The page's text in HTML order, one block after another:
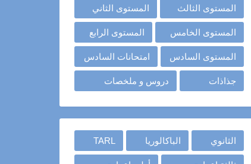
المستوى الثالث المستوى الثاني
المستوى الخامس المستوى الرابع
المستوى السادس امتحانات السادس
جذاذات دروس و ملخصات
الثانوي الباكالوريا TARL